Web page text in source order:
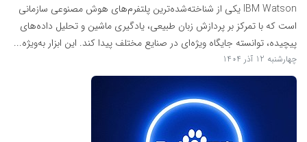
IBM Watson یکی از شناخته‌شده‌ترین پلتفرم‌های هوش مصنوعی سازمانی
است که با تمرکز بر پردازش زبان طبیعی، یادگیری ماشین و تحلیل داده‌های
پیچیده، توانسته جایگاه ویژه‌ای در صنایع مختلف پیدا کند. این ابزار به‌ویژه...
چهارشنبه 12 آذر 1404